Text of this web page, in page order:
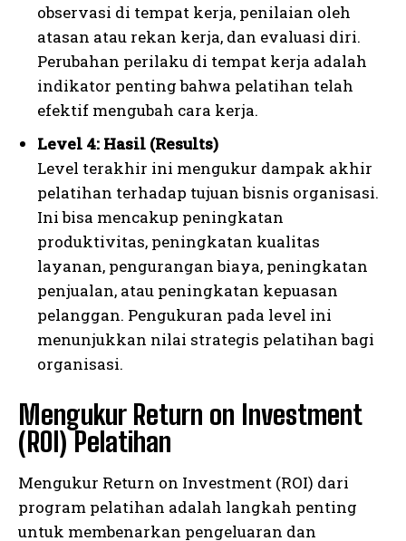
observasi di tempat kerja, penilaian oleh
atasan atau rekan kerja, dan evaluasi diri.
Perubahan perilaku di tempat kerja adalah
indikator penting bahwa pelatihan telah
efektif mengubah cara kerja.
Level 4: Hasil (Results)
Level terakhir ini mengukur dampak akhir
pelatihan terhadap tujuan bisnis organisasi.
Ini bisa mencakup peningkatan
produktivitas, peningkatan kualitas
layanan, pengurangan biaya, peningkatan
penjualan, atau peningkatan kepuasan
pelanggan. Pengukuran pada level ini
menunjukkan nilai strategis pelatihan bagi
organisasi.
Mengukur Return on Investment
(ROI) Pelatihan
Mengukur Return on Investment (ROI) dari
program pelatihan adalah langkah penting
untuk membenarkan pengeluaran dan